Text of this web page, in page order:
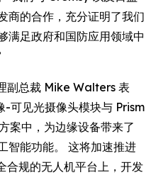
商的合作，充分证明了我们
满足政府和国防应用领域中
副总裁 Mike Walters 表
可见光摄像头模块与 Prism
案中，为边缘设备带来了
智能功能。 这将加速推进
合规的无人机平台上，开发